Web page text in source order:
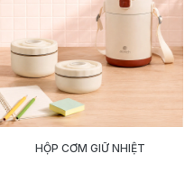
HỘP CƠM GIỮ NHIỆT